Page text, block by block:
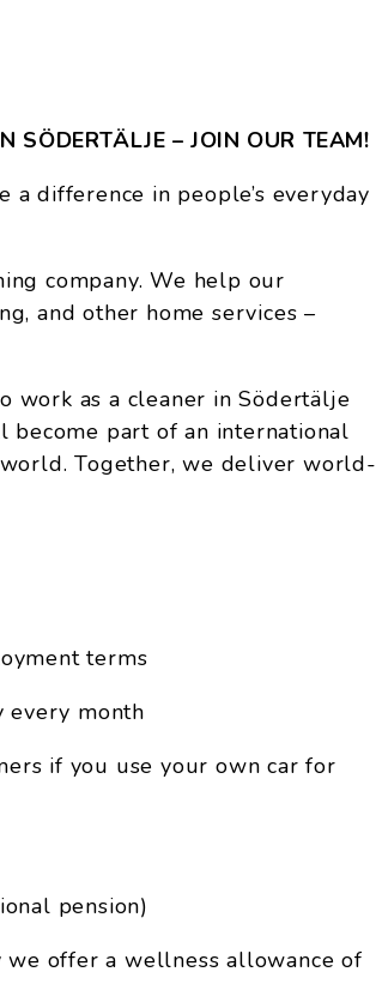
SÖDERTÄLJE – JOIN OUR TEAM!
difference in people’s everyday
company. We help our
and other home services –
work as a cleaner in Södertälje
become part of an international
Together, we deliver world-
terms
every month
if you use your own car for
pension)
we offer a wellness allowance of